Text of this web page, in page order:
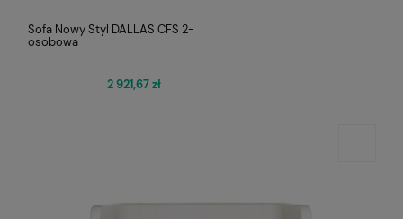
Sofa Nowy Styl DALLAS CFS 2-
osobowa
2 921,67 zł